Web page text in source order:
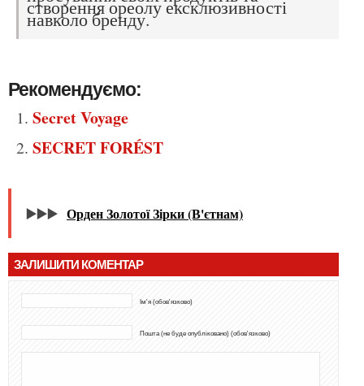
створення ореолу ексклюзивності
навколо бренду.
Рекомендуємо:
Secret Voyage
SECRET FORÉST
▶️▶️▶️ Орден Золотої Зірки (В'єтнам)
ЗАЛИШИТИ КОМЕНТАР
Ім'я (обов'язково)
Пошта (не буде опубліковано) (обов'язково)